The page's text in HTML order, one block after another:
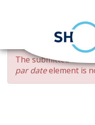
Skip
main
content
ERROR
MESSAGE
The submitted value
par dateelement is